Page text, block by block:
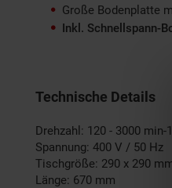
Große Bodenplatte
Inkl. Schnellspann-
Technische Details
Drehzahl: 120 - 3000 min-1
Spannung: 400 V / 50 Hz
Tischgröße: 290 x 290
Länge: 670 mm